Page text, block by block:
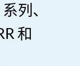
列、
和